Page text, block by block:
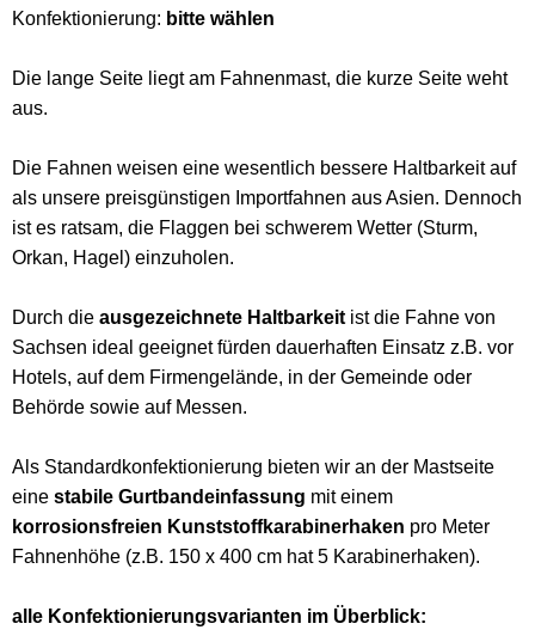
Konfektionierung: bitte wählen
Die lange Seite liegt am Fahnenmast, die kurze Seite weht
aus.
Die Fahnen weisen eine wesentlich bessere Haltbarkeit auf
als unsere preisgünstigen Importfahnen aus Asien. Dennoch
ist es ratsam, die Flaggen bei schwerem Wetter (Sturm,
Orkan, Hagel) einzuholen.
Durch die ausgezeichnete Haltbarkeit ist die Fahne von
Sachsen ideal geeignet fürden dauerhaften Einsatz z.B. vor
Hotels, auf dem Firmengelände, in der Gemeinde oder
Behörde sowie auf Messen.
Als Standardkonfektionierung bieten wir an der Mastseite
eine stabile Gurtbandeinfassung mit einem
korrosionsfreien Kunststoffkarabinerhaken pro Meter
Fahnenhöhe (z.B. 150 x 400 cm hat 5 Karabinerhaken).
alle Konfektionierungsvarianten im Überblick: